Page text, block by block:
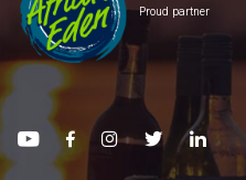
Proud partner